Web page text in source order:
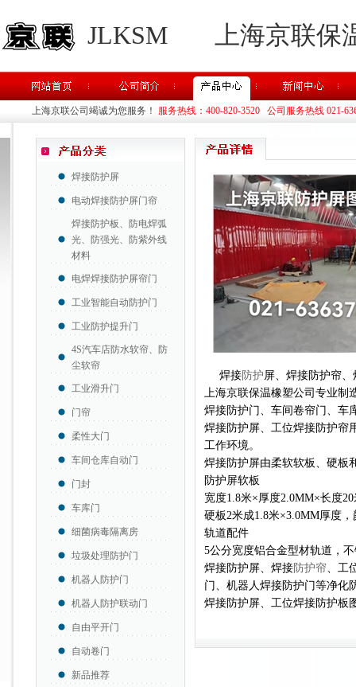
JLKSM 上海京联
上海京联公司竭诚为您服务！ 服务热线：400-820-3520 公司服务热线 021-
焊接防护屏
电动焊接防护屏门帘
焊接防护板、防电焊弧
光、防强光、防紫外线
材料
电焊焊接防护屏帘门
工业智能自动防护门
工业防护提升门
4S汽车店防水软帘、防
尘软帘
工业滑升门
门帘
柔性大门
车间仓库自动门
门封
车库门
细菌病毒隔离房
垃圾处理防护门
机器人防护门
机器人防护联动门
自由平开门
自动卷门
新品推荐
焊接防护屏、焊接防护帘
上海京联保温橡塑公司专业制
焊接防护门、 车间卷帘门、车
焊接防护屏、工位焊接防护帘
工作环境。
焊接防护屏由柔软软板、硬板
防护屏软板
宽度1.8米×厚度2.0MM×长度
硬板2米成1.8米×3.0MM厚度
轨道配件
5公分宽度铝合金型材轨道，
焊接防护屏、焊接防护帘、工
门、机器人焊接防护门等净化
焊接防护屏、工位焊接防护板